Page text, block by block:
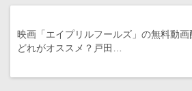
映画「エイプリルフールズ」の無料動画
どれがオススメ？戸田…